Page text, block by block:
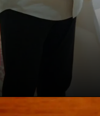
शहरीकरण
भारत में तेजी से
भविष्य को ध्यान